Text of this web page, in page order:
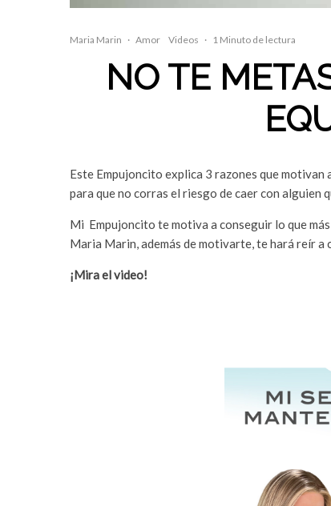
Maria Marin · Amor Videos · 1 Minuto de lectura
NO TE
Este Empujoncito explica 3 razones que motivan
para que no corras el riesgo de caer con alguien
Mi Empujoncito te motiva a conseguir lo que
Maria Marin, además de motivarte, te hará reír a
¡Mira el video!